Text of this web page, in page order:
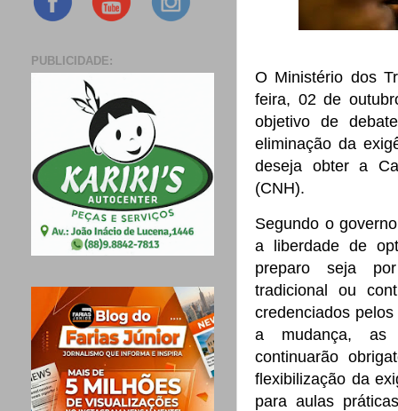
O Ministério dos
feira, 02 de
objetivo de
eliminação da
deseja obter a
(CNH).
Segundo o
a liberdade de
preparoseja
tradicional ou
credenciados pelos
a mudança, as
continuarão
flexibilização da
para aulas
PUBLICIDADE: